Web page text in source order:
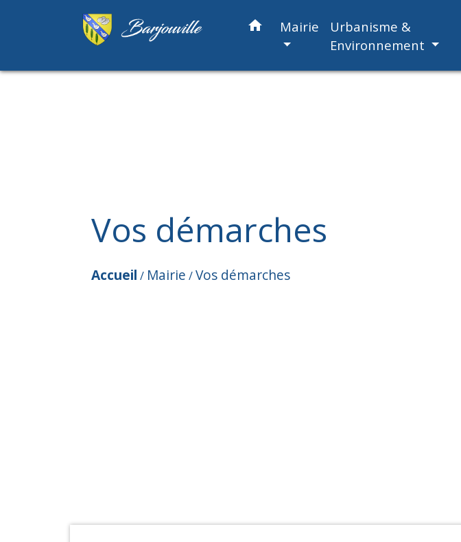
home Mairie
Urbanisme &
Environnement
Vos démarches
Accueil / Mairie /Vos démarches